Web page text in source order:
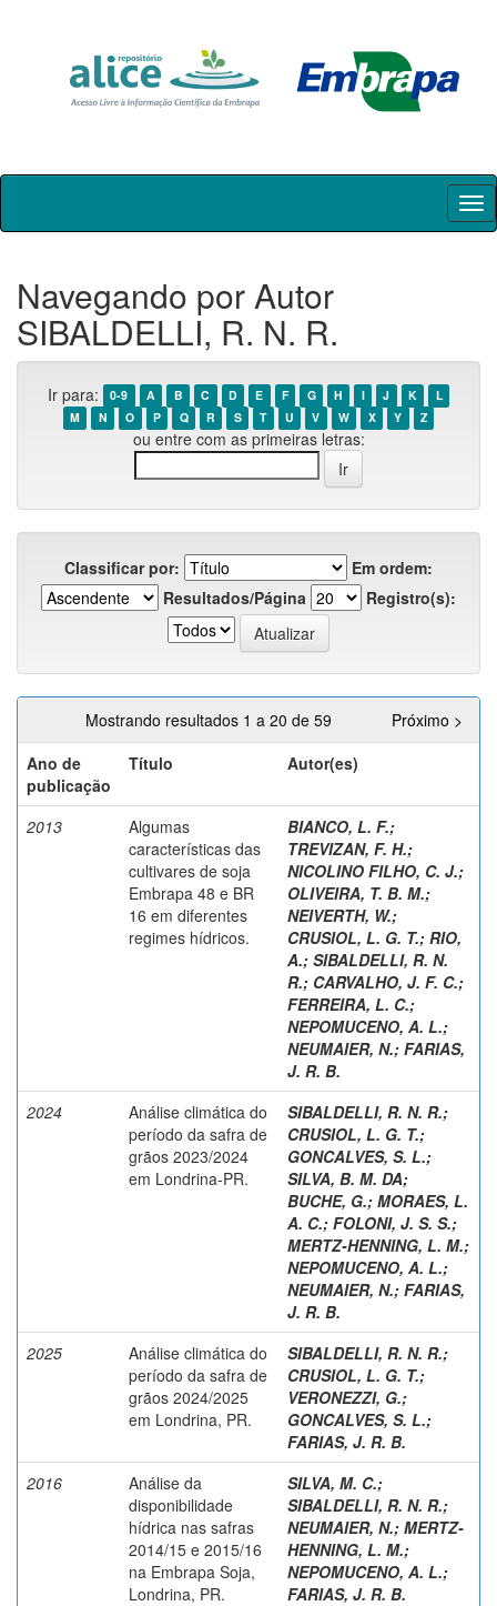
Skip
Navegando por Autor
SIBALDELLI, R. N. R.
Ir para: 0-9 A B C D E F G H I J K
L
M
N O P Q R S T U V W X Y Z
ou entre com as primeiras letras:
Classificar por:
Em ordem:
Resultados/Página
Registro(s):
Mostrando resultados 1 a 20 de 59
Próximo >
Ano de
publicação
Título Autor(es)
2013
Algumas
características das
cultivares de soja
Embrapa 48 e BR
16 em diferentes
regimes hídricos.
BIANCO, L. F.;
TREVIZAN, F. H.;
NICOLINO FILHO, C. J.;
OLIVEIRA, T. B. M.;
NEIVERTH, W.;
CRUSIOL, L. G. T.; RIO,
A.; SIBALDELLI, R. N.
R.; CARVALHO, J. F. C.;
FERREIRA, L. C.;
NEPOMUCENO, A. L.;
NEUMAIER, N.; FARIAS,
J. R. B.
2024
Análise climática do
período da safra de
grãos 2023/2024
em Londrina-PR.
SIBALDELLI, R. N. R.;
CRUSIOL, L. G. T.;
GONCALVES, S. L.;
SILVA, B. M. DA;
BUCHE, G.; MORAES, L.
A. C.; FOLONI, J. S. S.;
MERTZ-HENNING, L. M.;
NEPOMUCENO, A. L.;
NEUMAIER, N.; FARIAS,
J. R. B.
2025
Análise climática do
período da safra de
grãos 2024/2025
em Londrina, PR.
SIBALDELLI, R. N. R.;
CRUSIOL, L. G. T.;
VERONEZZI, G.;
GONCALVES, S. L.;
FARIAS, J. R. B.
2016
Análise da
disponibilidade
hídrica nas safras
2014/15 e 2015/16
na Embrapa Soja,
Londrina, PR.
SILVA, M. C.;
SIBALDELLI, R. N. R.;
NEUMAIER, N.; MERTZ-
HENNING, L. M.;
NEPOMUCENO, A. L.;
FARIAS, J. R. B.